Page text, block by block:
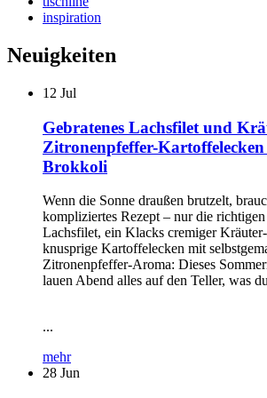
inspiration
Neuigkeiten
12 Jul
Gebratenes Lachsfilet und
Zitronenpfeffer-
Brokkoli
Wenn die Sonne draußen brutzelt,
kompliziertes Rezept – nur die
Lachsfilet, ein Klacks cremiger
knusprige Kartoffelecken mit
Zitronenpfeffer-Aroma: Dieses
lauen Abend alles auf den Teller, was
...
mehr
28 Jun